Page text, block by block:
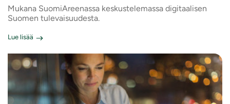
Mukana SuomiAreenassa keskustelemassa digitaalisen
Suomen tulevaisuudesta.
Lue lisää